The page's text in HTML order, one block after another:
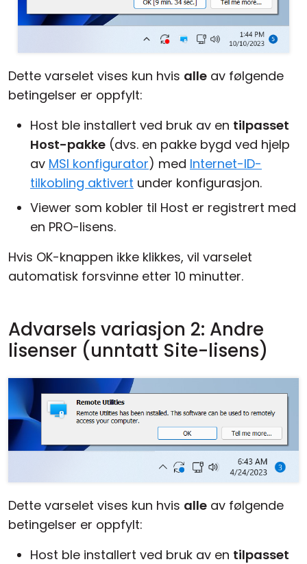
Dette varselet vises kun hvis alle av følgende
betingelser er oppfylt:
Host ble installert ved bruk av en tilpasset
Host-pakke (dvs. en pakke bygd ved hjelp
av MSI konfigurator) med Internet-ID-
tilkobling aktivert under konfigurasjon.
Viewer som kobler til Host er registrert med
en PRO-lisens.
Hvis OK-knappen ikke klikkes, vil varselet
automatisk forsvinne etter 10 minutter.
Advarsels variasjon 2: Andre
lisenser (unntatt Site-lisens)
Dette varselet vises kun hvis alle av følgende
betingelser er oppfylt:
Host ble installert ved bruk av en tilpasset